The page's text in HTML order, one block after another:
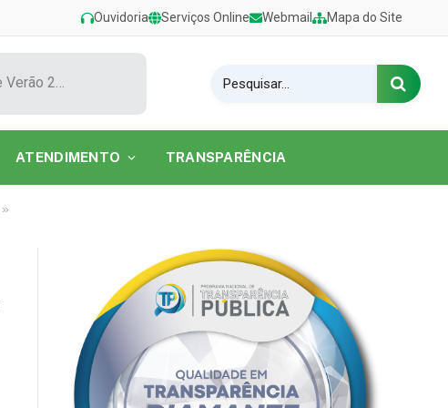
Ouvidoria Serviços Online Webmail Mapa do Site
Show de Tarcísio do Acordeon encerra o Festival de Verão 2026 na Praia do Caripi
ATENDIMENTO TRANSPARÊNCIA
»